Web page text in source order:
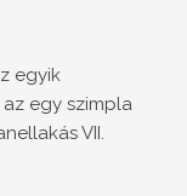
egyik
egy szimpla
VII.